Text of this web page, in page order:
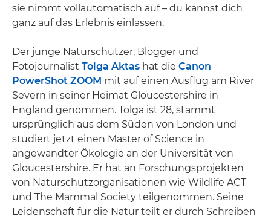
sie nimmt vollautomatisch auf – du kannst dich
ganz auf das Erlebnis einlassen.
Der junge Naturschützer, Blogger und
Fotojournalist Tolga Aktas hat die Canon
PowerShot ZOOM mit auf einen Ausflug am River
Severn in seiner Heimat Gloucestershire in
England genommen. Tolga ist 28, stammt
ursprünglich aus dem Süden von London und
studiert jetzt einen Master of Science in
angewandter Ökologie an der Universität von
Gloucestershire. Er hat an Forschungsprojekten
von Naturschutzorganisationen wie Wildlife ACT
und The Mammal Society teilgenommen. Seine
Leidenschaft für die Natur teilt er durch Schreiben